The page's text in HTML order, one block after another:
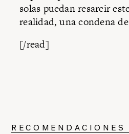
solas puedan resarcir
realidad, una condena
[/read]
RECOMENDACIONES